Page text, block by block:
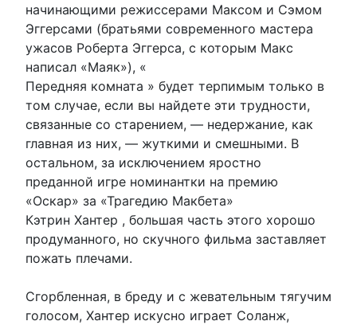
начинающими режиссерами Максом и Сэмом
Эггерсами (братьями современного мастера
ужасов Роберта Эггерса, с которым Макс
написал «Маяк»), «
Передняя комната » будет терпимым только в
том случае, если вы найдете эти трудности,
связанные со старением, — недержание, как
главная из них, — жуткими и смешными. В
остальном, за исключением яростно
преданной игре номинантки на премию
«Оскар» за «Трагедию Макбета»
Кэтрин Хантер , большая часть этого хорошо
продуманного, но скучного фильма заставляет
пожать плечами.
Сгорбленная, в бреду и с жевательным тягучим
голосом, Хантер искусно играет Соланж,